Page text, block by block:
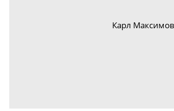
Карл